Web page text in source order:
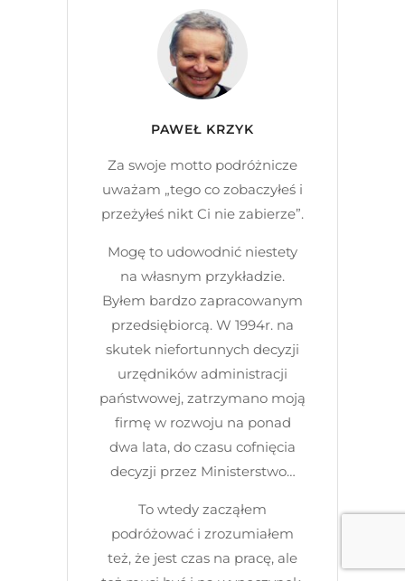
PAWEŁ KRZYK
Za swoje motto podróżnicze
uważam „tego co zobaczyłeś i
przeżyłeś nikt Ci nie zabierze”.
Mogę to udowodnić niestety
na własnym przykładzie.
Byłem bardzo zapracowanym
przedsiębiorcą. W 1994r. na
skutek niefortunnych decyzji
urzędników administracji
państwowej, zatrzymano moją
firmę w rozwoju na ponad
dwa lata, do czasu cofnięcia
decyzji przez Ministerstwo…
To wtedy zacząłem
podróżować i zrozumiałem
też, że jest czas na pracę, ale